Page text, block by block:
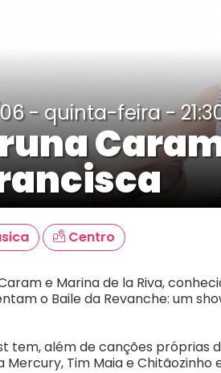
- quinta-feira -
Centro
e Marina de la Riva,
o Baile da Revanche: um
tem, além de canções próprias
Mercury, Tim Maia e Chitãozinho